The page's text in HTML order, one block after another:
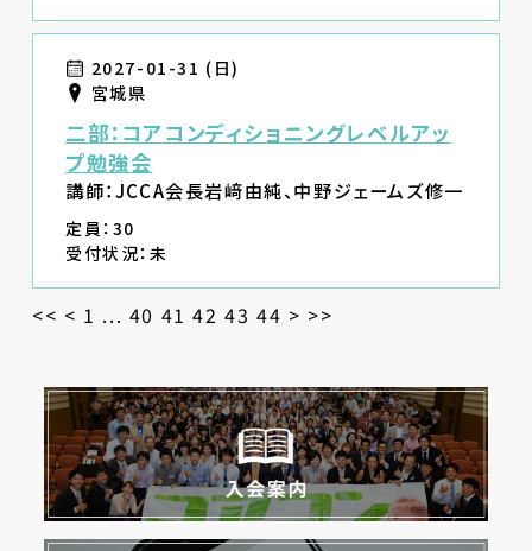
2027-01-31 (日)
宮城県
二部：コアコンディショニングレベルアッ
プ勉強会
講師：JCCA会長岩﨑由純、中野ジェームズ修一
定員：30
受付状況：未
<< < 1 ... 40 41 42 43 44 > >>